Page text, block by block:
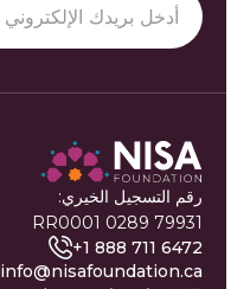
رقم التسجيل الخيري:
79931 0289 RR0001
+1 888 711 6472
info@nisafoundation.ca